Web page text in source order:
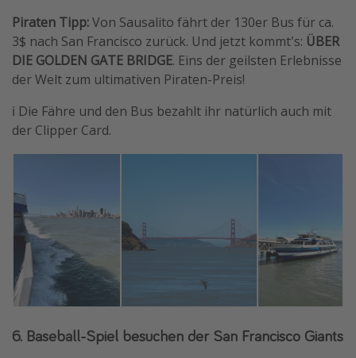
Piraten Tipp:Von Sausalito fährt der 130er Bus für ca.
3$ nach San Francisco zurück. Und jetzt kommt's: ÜBER
DIE GOLDEN GATE BRIDGE. Eins der geilsten Erlebnisse
der Welt zum ultimativen Piraten-Preis!
ℹ️ Die Fähre und den Bus bezahlt ihr natürlich auch mit
der Clipper Card.
6. Baseball-Spiel besuchen der San Francisco Giants